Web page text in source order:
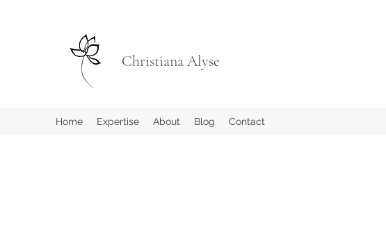
Christiana Alyse
Home Expertise About Blog Contact